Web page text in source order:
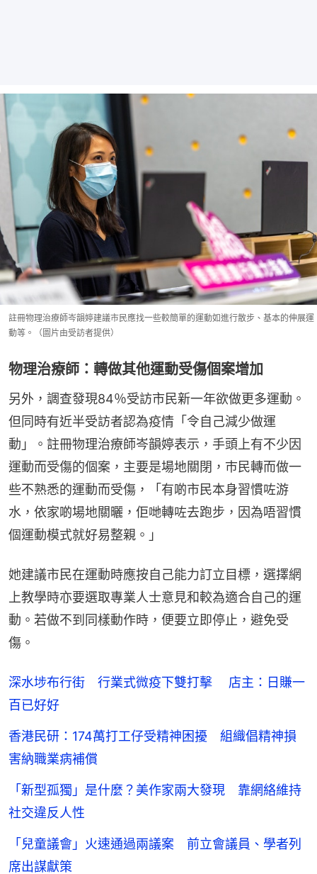
註冊物理治療師岑韻婷建議市民應找一些較簡單的運動如進行散步、基本的伸展運
動等。（圖片由受訪者提供）
物理治療師：轉做其他運動受傷個案增加
另外，調查發現84％受訪市民新一年欲做更多運動。
但同時有近半受訪者認為疫情「令自己減少做運
動」。註冊物理治療師岑韻婷表示，手頭上有不少因
運動而受傷的個案，主要是場地關閉，巿民轉而做一
些不熟悉的運動而受傷，「有啲市民本身習慣咗游
水，依家啲場地關曬，佢哋轉咗去跑步，因為唔習慣
個運動模式就好易整親。」
她建議市民在運動時應按自己能力訂立目標，選擇網
上教學時亦要選取專業人士意見和較為適合自己的運
動。若做不到同樣動作時，便要立即停止，避免受
傷。
深水埗布行街 行業式微疫下雙打擊 店主：日賺一
百已好好
香港民研：174萬打工仔受精神困擾 組織倡精神損
害納職業病補償
「新型孤獨」是什麼？美作家兩大發現 靠網絡維持
社交違反人性
「兒童議會」火速通過兩議案 前立會議員、學者列
席出謀獻策